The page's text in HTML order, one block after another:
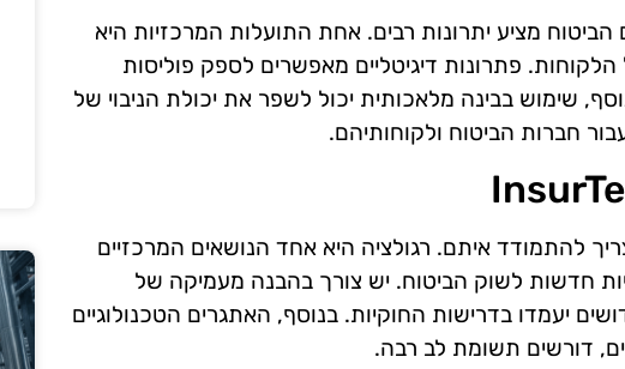
מציע יתרונות רבים. אחת התועלות המרכזיות היא
פתרונות דיגיטליים מאפשרים לספק פוליסות
שימוש בבינה מלאכותית יכול לשפר את יכולת הניבוי של
חברות הביטוח ולקוחותיהם.
להתמודד איתם. רגולציה היא אחד הנושאים המרכזיים
חדשות לשוק הביטוח. יש צורך בהבנה מעמיקה של
יעמדו בדרישות החוקיות. בנוסף, האתגרים הטכנולוגיים
דורשים תשומת לב רבה.